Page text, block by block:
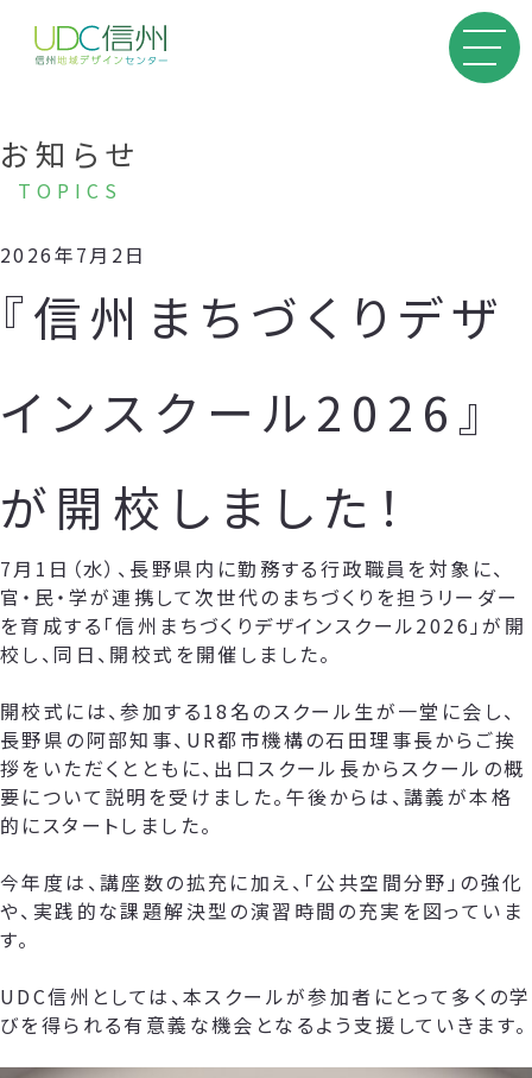
お知らせ
TOPICS
2026年7月2日
『信州まちづくりデザ
インスクール2026』
が開校しました！
7月1日（水）、長野県内に勤務する行政職員を対象に、
官・民・学が連携して次世代のまちづくりを担うリーダー
を育成する「信州まちづくりデザインスクール2026」が開
校し、同日、開校式を開催しました。
開校式には、参加する18名のスクール生が一堂に会し、
長野県の阿部知事、UR都市機構の石田理事長からご挨
拶をいただくとともに、出口スクール長からスクールの概
要について説明を受けました。午後からは、講義が本格
的にスタートしました。
今年度は、講座数の拡充に加え、「公共空間分野」の強化
や、実践的な課題解決型の演習時間の充実を図っていま
す。
UDC信州としては、本スクールが参加者にとって多くの学
びを得られる有意義な機会となるよう支援していきます。